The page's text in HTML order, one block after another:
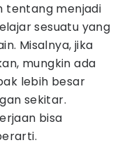
tentang menjadi
sesuatu yang
Misalnya, jika
mungkin ada
lebih besar
sekitar.
bisa